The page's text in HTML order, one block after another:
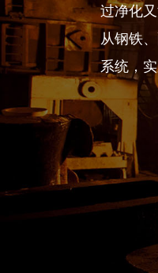
过净化
从钢铁
系统，